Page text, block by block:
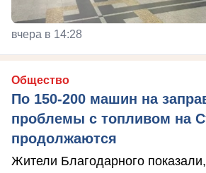
вчера в 14:28
Общество
По 150-200 машин на
проблемы с топливом на
продолжаются
Жители Благодарного